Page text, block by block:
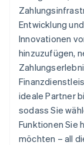
Entwicklung
Innovationen
hinzuzufügen,
ideale Partner
sodass Sie
Funktionen Sie
möchten – all